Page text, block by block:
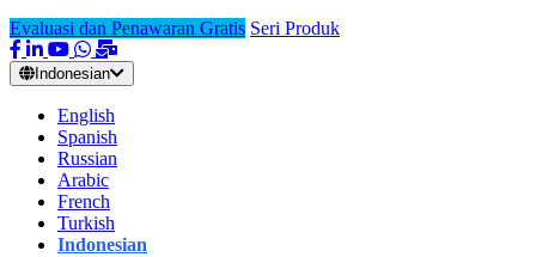
Evaluasi dan Penawaran Gratis Seri Produk
Indonesian
English
Spanish
Russian
Arabic
French
Turkish
Indonesian